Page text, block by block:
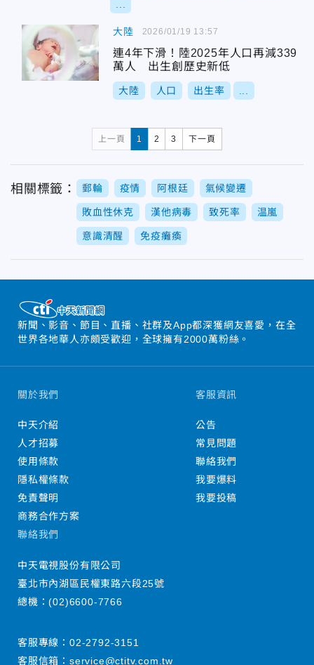
大陸
連4年下滑！陸2025年人口再減339
萬人 出生創歷史新低
大陸 人口 出生率
2026/01/19 13:57
上一頁 1 2 3 下一頁
相關標籤： 郵輪 疫情 阿根廷 氣候變遷
敗血性休克 漢他病毒 致死率 温嵐
意識清醒 免疫癱瘓
新聞、影音、節目、直播、社群及App都深獲網友喜愛，在全
世界各地華人亦頗受歡迎，全球擁有2000萬粉絲。
關於我們
中天介紹
人才招募
使用條款
隱私權條款
免責聲明
商務合作方案
客服資訊
公告
常見問題
聯絡我們
我要爆料
我要投稿
聯絡我們
中天電視股份有限公司
臺北市內湖區民權東路六段25號
總機：(02)6600-7766
客服專線： 02-2792-3151
客服信箱： service@ctitv.com.tw